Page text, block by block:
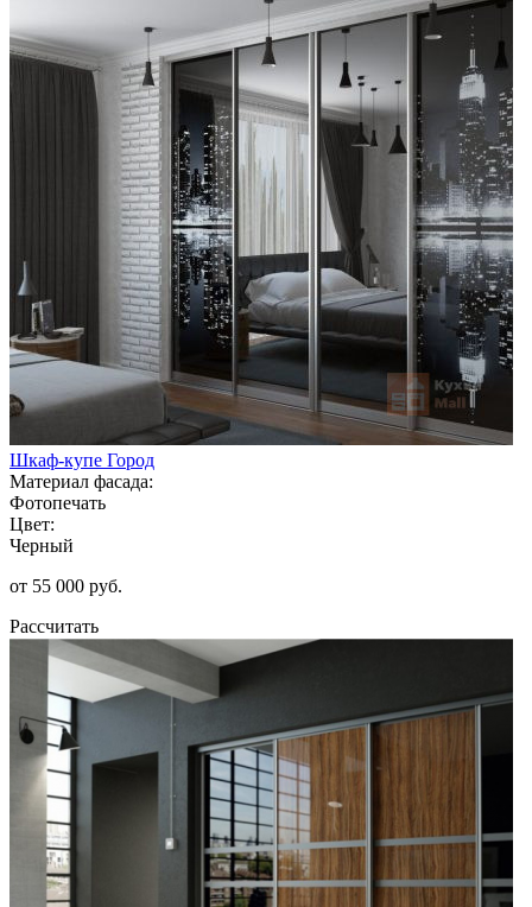
Шкаф-купе Город
Материал фасада:
Фотопечать
Цвет:
Черный
от 55 000 руб.
Рассчитать